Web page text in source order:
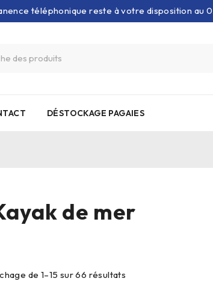
téléphonique reste à votre disposition
DÉSTOCKAGE PAGAIES
de mer
de 1–15 sur 66 résultats